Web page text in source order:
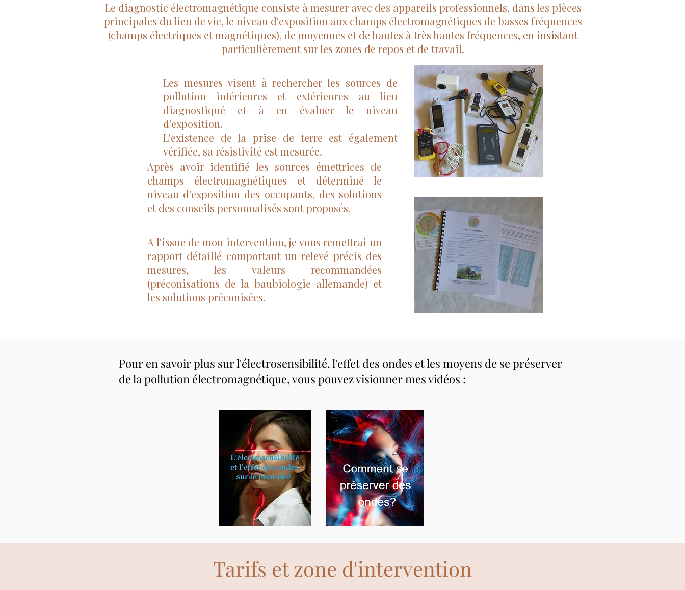
Le diagnostic électromagnétique consiste à mesurer avec des appareils professionnels, dans les pièces
principales du lieu de vie, le niveau d'exposition aux champs électromagnétiques de basses fréquences
(champs électriques et magnétiques), de moyennes et de hautes à très hautes fréquences, en insistant
particulièrement sur les zones de repos et de travail.
Les mesures visent à rechercher les sources de
pollution intérieures et extérieures au lieu
diagnostiqué et à en évaluer le niveau
d'exposition.
L'existence de la prise de terre est également
vérifiée, sa résistivité est mesurée.
Après avoir identifié les sources émettrices de
champs électromagnétiques et déterminé le
niveau d'exposition des occupants, des solutions
et des conseils personnalisés sont proposés.
A l'issue de mon intervention, je vous remettrai un
rapport détaillé comportant un relevé précis des
mesures, les valeurs recommandées
(préconisations de la baubiologie allemande) et
les solutions préconisées.
Pour en savoir plus sur l'électrosensibilité, l'effet des ondes et les moyens de se préserver
de la pollution électromagnétique, vous pouvez visionner mes vidéos :
Tarifs et zone d'intervention